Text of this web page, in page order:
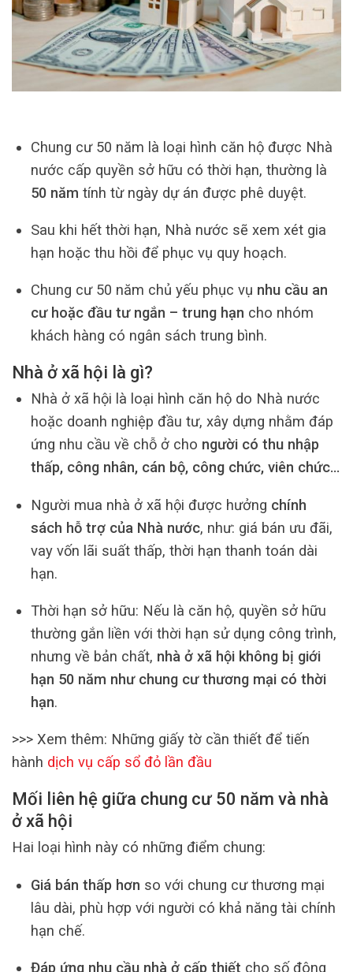
Chung cư 50 năm là loại hình căn hộ được Nhà
nước cấp quyền sở hữu có thời hạn, thường là
50 năm tính từ ngày dự án được phê duyệt.
Sau khi hết thời hạn, Nhà nước sẽ xem xét gia
hạn hoặc thu hồi để phục vụ quy hoạch.
Chung cư 50 năm chủ yếu phục vụ nhu cầu an
cư hoặc đầu tư ngắn – trung hạn cho nhóm
khách hàng có ngân sách trung bình.
Nhà ở xã hội là gì?
Nhà ở xã hội là loại hình căn hộ do Nhà nước
hoặc doanh nghiệp đầu tư, xây dựng nhằm đáp
ứng nhu cầu về chỗ ở cho người có thu nhập
thấp, công nhân, cán bộ, công chức, viên chức…
Người mua nhà ở xã hội được hưởng chính
sách hỗ trợ của Nhà nước, như: giá bán ưu đãi,
vay vốn lãi suất thấp, thời hạn thanh toán dài
hạn.
Thời hạn sở hữu: Nếu là căn hộ, quyền sở hữu
thường gắn liền với thời hạn sử dụng công trình,
nhưng về bản chất, nhà ở xã hội không bị giới
hạn 50 năm như chung cư thương mại có thời
hạn.
>>> Xem thêm: Những giấy tờ cần thiết để tiến
hành dịch vụ cấp sổ đỏ lần đầu
Mối liên hệ giữa chung cư 50 năm và nhà
ở xã hội
Hai loại hình này có những điểm chung:
Giá bán thấp hơn so với chung cư thương mại
lâu dài, phù hợp với người có khả năng tài chính
hạn chế.
Đáp ứng nhu cầu nhà ở cấp thiết cho số đông